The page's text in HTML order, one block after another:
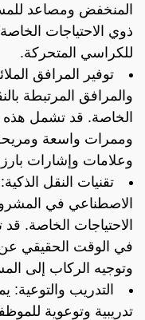
المنخفض ومصاعد
ذوي الاحتياجات
للكراسي المتحركة.
توفير المرافق
والمرافق المرتبطة
الخاصة. قد تشمل
وممرات واسعة
وعلامات وإشارات
تقنيات النقل
الاصطناعي في
الاحتياجات الخاصة.
في الوقت الحقيقي عن
وتوجيه الركاب إلى
التدريب
تدريبية وتوعوية